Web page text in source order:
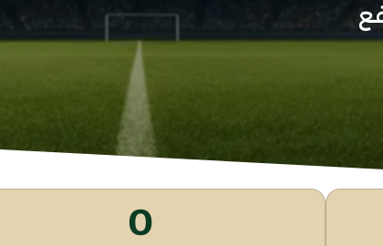
0